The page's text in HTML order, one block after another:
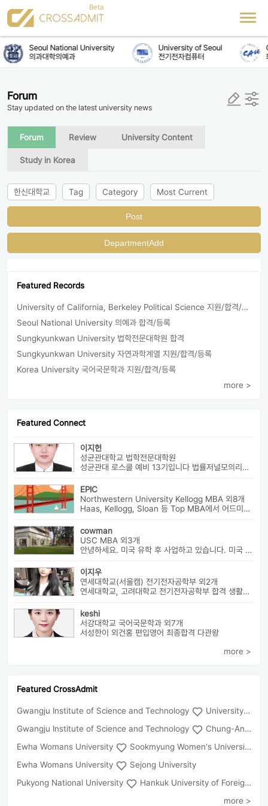
Seoul National University
의과대학의예과
University of Seoul
전기전자컴퓨터
Forum
Stay updated on the latest university news
Forum Review University Content
Study in Korea
한신대학교 Tag Category Most Current
Post
DepartmentAdd
Featured Records
University of California, Berkeley Political Science 지원/합격/등록
Seoul National University 의예과 합격/등록
Sungkyunkwan University 법학전문대학원 합격
Sungkyunkwan University 자연과학계열 지원/합격/등록
Korea University 국어국문학과 지원/합격/등록
more >
Featured Connect
이지헌
성균관대학교 법학전문대학원
성균관대 로스쿨 예비 13기입니다 법률저널모의리트 전체3등으로 장학금 ...
EPIC
Northwestern University Kellogg MBA 외8개
Haas, Kellogg, Sloan 등 Top MBA에서 어드미션을 받았으며 21년 가을...
cowman
USC MBA 외3개
안녕하세요. 미국 유학 후 사업하고 있습니다. 미국 유학 관련 전반...
이지우
연세대학교(서울캠) 전기전자공학부 외2개
연세대학교, 고려대학교 전기전자공학부 합격 생활기록부, 내신, 활동 등...
keshi
서강대학교 국어국문학과 외7개
서성한이 외건홍 편입영어 최종합격 다관왕
more >
Featured CrossAdmit
Gwangju Institute of Science and Technology
University of Seoul
Gwangju Institute of Science and Technology
Chung-Ang University
Ewha Womans University
Sookmyung Women's University
Ewha Womans University
Sejong University
Pukyong National University
Hankuk University of Foreign Studies(Global Campus
more >